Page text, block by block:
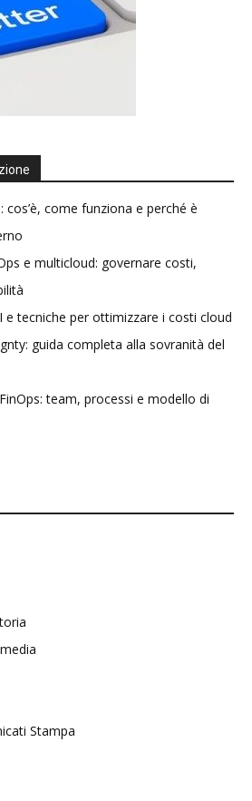
cos’è, come funziona e perché è
e multicloud: governare costi,
e tecniche per ottimizzare i costi cloud
guida completa alla sovranità del
team, processi e modello di
Stampa